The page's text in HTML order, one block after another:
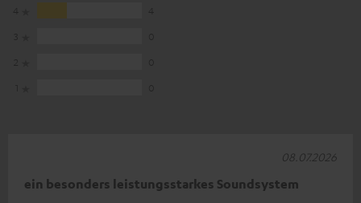
ein besonders leistungsstarkes Soundsystem
08.07.2026